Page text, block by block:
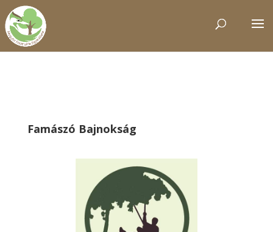
Famászó Bajnokság